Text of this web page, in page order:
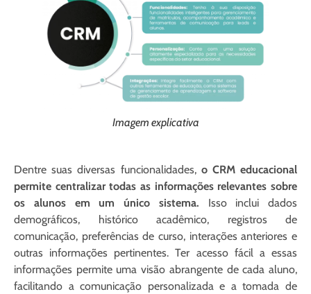
Imagem explicativa
Dentre suas diversas funcionalidades,o CRM educacional
permite centralizar todas as informações relevantes sobre
os alunos em um único sistema. Isso inclui dados
demográficos, histórico acadêmico, registros de
comunicação, preferências de curso, interações anteriores e
outras informações pertinentes. Ter acesso fácil a essas
informações permite uma visão abrangente de cada aluno,
facilitando a comunicação personalizada e a tomada de